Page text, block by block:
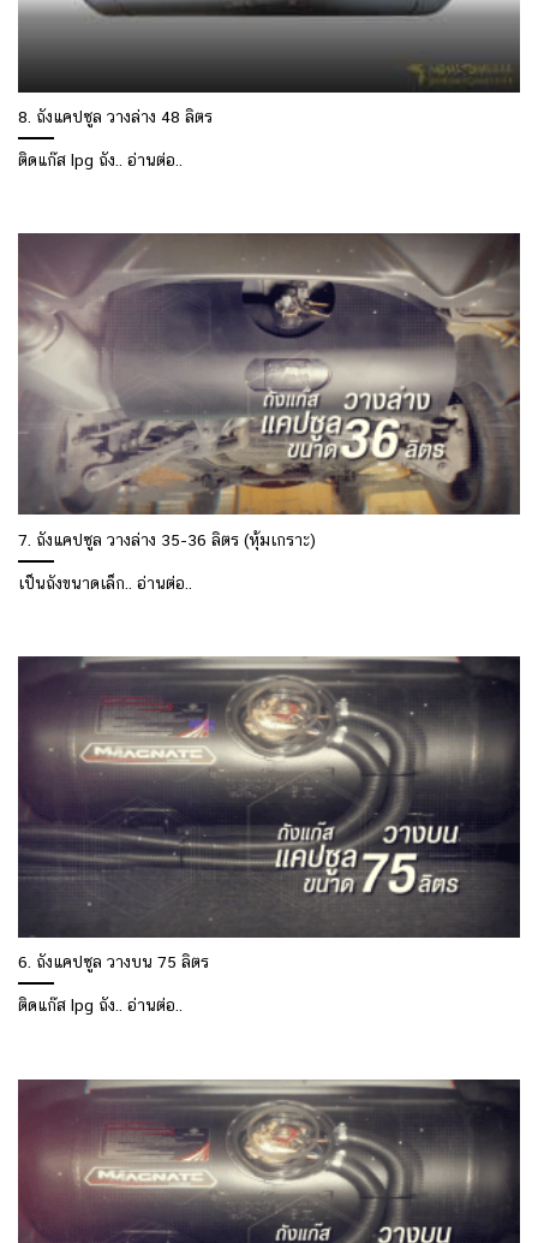
8. ถังแคปซูล วางล่าง 48 ลิตร
ติดแก๊ส lpg ถัง.. อ่านต่อ..
7. ถังแคปซูล วางล่าง 35-36 ลิตร (หุ้มเกราะ)
เป็นถังขนาดเล็ก.. อ่านต่อ..
6. ถังแคปซูล วางบน 75 ลิตร
ติดแก๊ส lpg ถัง.. อ่านต่อ..